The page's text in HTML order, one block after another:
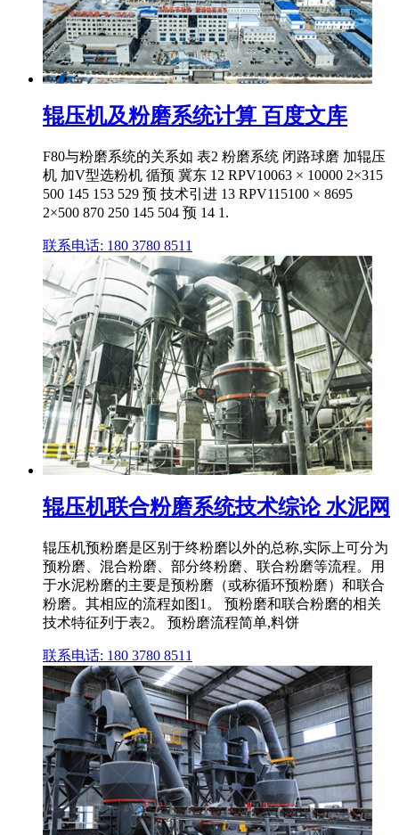
辊压机及粉磨系统计算 百度文库
F80与粉磨系统的关系如 表2 粉磨系统 闭路球磨 加辊压
机 加V型选粉机 循预 冀东 12 RPV10063 × 10000 2×315
500 145 153 529 预 技术引进 13 RPV115100 × 8695
2×500 870 250 145 504 预 14 1.
联系电话: 180 3780 8511
辊压机联合粉磨系统技术综论 水泥网
辊压机预粉磨是区别于终粉磨以外的总称,实际上可分为
预粉磨、混合粉磨、部分终粉磨、联合粉磨等流程。用
于水泥粉磨的主要是预粉磨（或称循环预粉磨）和联合
粉磨。其相应的流程如图1。 预粉磨和联合粉磨的相关
技术特征列于表2。 预粉磨流程简单,料饼
联系电话: 180 3780 8511